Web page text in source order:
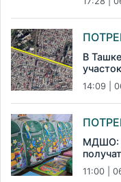
В
14:09 |
МДШО:
11:00 |